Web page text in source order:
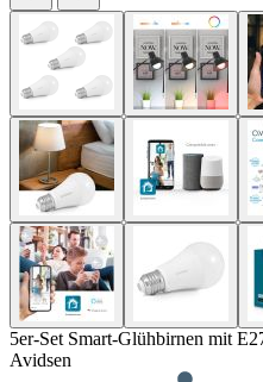
5er-Set Smart-Glühbirnen mit
Avidsen